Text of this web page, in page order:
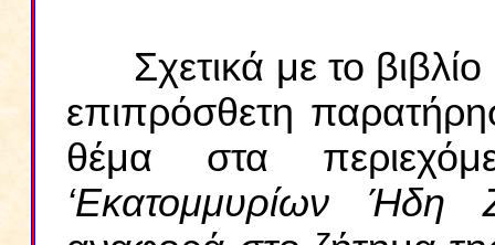
Σχετικά με το βιβλίο
επιπρόσθετη
θέμα στα
‘Εκατομμυρίων Ήδη